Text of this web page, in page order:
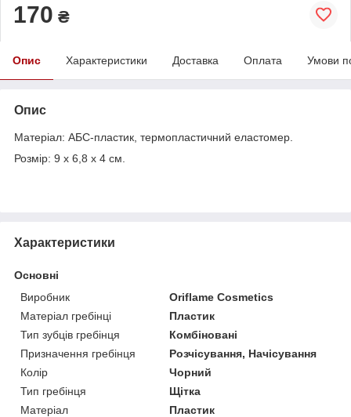
170 ₴
Опис Характеристики Доставка Оплата Умови
Опис
Матеріал: АБС-пластик, термопластичний еластомер.
Розмір: 9 x 6,8 x 4 см.
Характеристики
Основні
Виробник
Oriflame Cosmetics
Матеріал гребінці
Пластик
Тип зубців гребінця
Комбіновані
Призначення гребінця
Розчісування, Начісування
Колір
Чорний
Тип гребінця
Щітка
Матеріал
Пластик